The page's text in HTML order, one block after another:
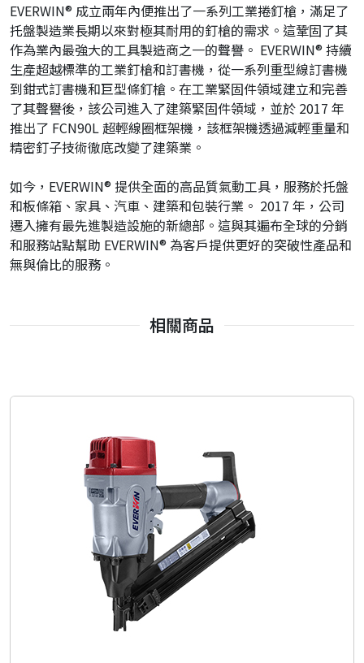
EVERWIN® 成立兩年內便推出了一系列工業捲釘槍，滿足了
托盤製造業長期以來對極其耐用的釘槍的需求。這鞏固了其
作為業內最強大的工具製造商之一的聲譽。 EVERWIN® 持續
生產超越標準的工業釘槍和訂書機，從一系列重型線訂書機
到鉗式訂書機和巨型條釘槍。在工業緊固件領域建立和完善
了其聲譽後，該公司進入了建築緊固件領域，並於 2017 年
推出了 FCN90L 超輕線圈框架機，該框架機透過減輕重量和
精密釘子技術徹底改變了建築業。
如今，EVERWIN® 提供全面的高品質氣動工具，服務於托盤
和板條箱、家具、汽車、建築和包裝行業。 2017 年，公司
遷入擁有最先進製造設施的新總部。這與其遍布全球的分銷
和服務站點幫助 EVERWIN® 為客戶提供更好的突破性產品和
無與倫比的服務。
相關商品